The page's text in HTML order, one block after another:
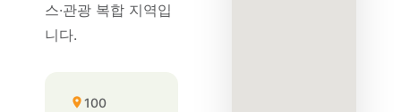
스·관광 복합 지역입
니다.
100